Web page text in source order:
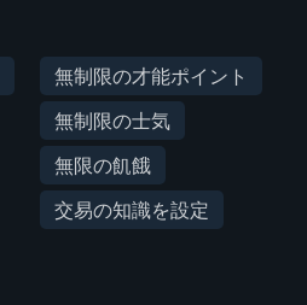
無制限の才能ポイント
無制限の士気
無限の飢餓
交易の知識を設定